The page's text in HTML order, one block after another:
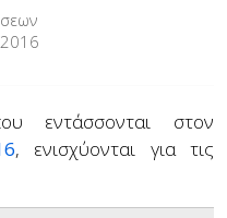
εντάσσονται στον
, ενισχύονται για τις